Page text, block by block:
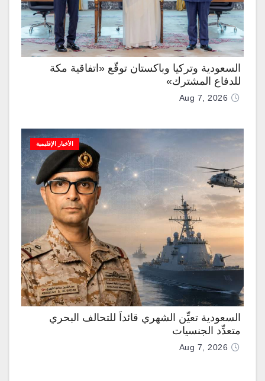
السعودية وتركيا وباكستان توقّع «اتفاقية مكة
للدفاع المشترك»
Aug 7, 2026
الأخبار الإقليمية
السعودية تعيِّن الشهري قائداً للتحالف البحري
متعدِّد الجنسيات
Aug 7, 2026